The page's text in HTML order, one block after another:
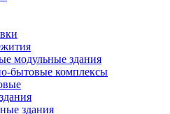
модульные здания
бытовые комплексы
здания